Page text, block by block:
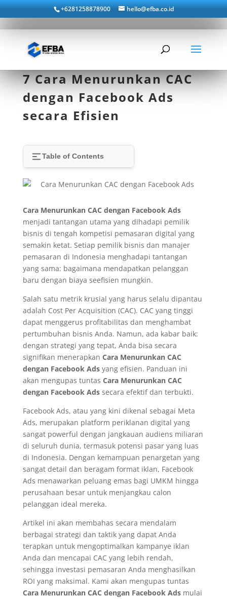
+6281258878900 hello@efba.co.id
7 Cara Menurunkan CAC
dengan Facebook Ads
secara Efisien
Table of Contents
Cara Menurunkan CAC dengan Facebook Ads
menjadi tantangan utama yang dihadapi pemilik
bisnis di tengah kompetisi pemasaran digital yang
semakin ketat. Setiap pemilik bisnis dan manajer
pemasaran di Indonesia menghadapi tantangan
yang sama: bagaimana mendapatkan pelanggan
baru dengan biaya seefisien mungkin.
Salah satu metrik krusial yang harus selalu dipantau
adalah Cost Per Acquisition (CAC). CAC yang tinggi
dapat menggerus profitabilitas dan menghambat
pertumbuhan bisnis Anda. Namun, ada kabar baik:
dengan strategi yang tepat, Anda bisa secara
signifikan menerapkan Cara Menurunkan CAC
dengan Facebook Adsyang efisien. Panduan ini
akan mengupas tuntas Cara Menurunkan CAC
dengan Facebook Adssecara efektif dan terbukti.
Facebook Ads, atau yang kini dikenal sebagai Meta
Ads, merupakan platform periklanan digital yang
sangat powerful dengan jangkauan audiens miliaran
di seluruh dunia, termasuk potensi pasar yang luas
di Indonesia. Dengan kemampuan penargetan yang
sangat detail dan beragam format iklan, Facebook
Ads menawarkan peluang emas bagi UMKM hingga
perusahaan besar untuk menjangkau calon
pelanggan ideal mereka.
Artikel ini akan membahas secara mendalam
berbagai strategi dan taktik yang dapat Anda
terapkan untuk mengoptimalkan kampanye iklan
Anda dan mencapai CAC yang lebih rendah,
sehingga investasi pemasaran Anda menghasilkan
ROI yang maksimal. Kami akan mengupas tuntas
Cara Menurunkan CAC dengan Facebook Adsmulai